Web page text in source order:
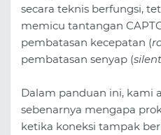
secara teknis berfungsi,
memicu tantangan
pembatasan kecepatan (
pembatasan senyap (
Dalam panduan ini, kami
sebenarnya mengapa
ketika koneksi tampak